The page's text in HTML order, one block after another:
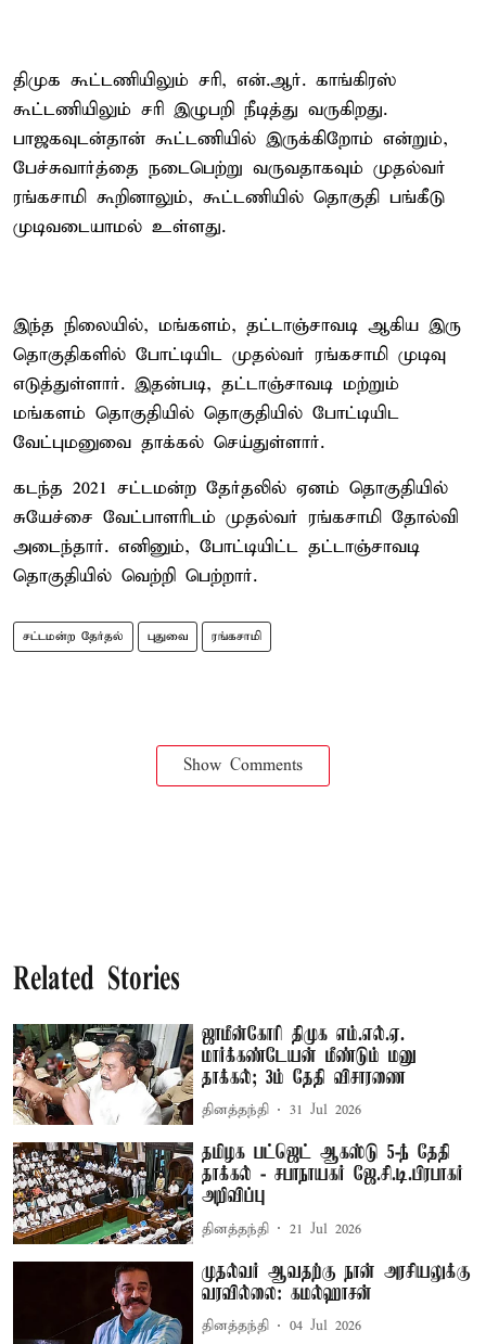
திமுக கூட்டணியிலும் சரி, என்.ஆர். காங்கிரஸ்
கூட்டணியிலும் சரி இழுபறி நீடித்து வருகிறது.
பாஜகவுடன்தான் கூட்டணியில் இருக்கிறோம் என்றும்,
பேச்சுவார்த்தை நடைபெற்று வருவதாகவும் முதல்வர்
ரங்கசாமி கூறினாலும், கூட்டணியில் தொகுதி பங்கீடு
முடிவடையாமல் உள்ளது.
இந்த நிலையில், மங்களம், தட்டாஞ்சாவடி ஆகிய இரு
தொகுதிகளில் போட்டியிட முதல்வர் ரங்கசாமி முடிவு
எடுத்துள்ளார். இதன்படி, தட்டாஞ்சாவடி மற்றும்
மங்களம் தொகுதியில் தொகுதியில் போட்டியிட
வேட்புமனுவை தாக்கல் செய்துள்ளார்.
கடந்த 2021 சட்டமன்ற தேர்தலில் ஏனம் தொகுதியில்
சுயேச்சை வேட்பாளரிடம் முதல்வர் ரங்கசாமி தோல்வி
அடைந்தார். எனினும், போட்டியிட்ட தட்டாஞ்சாவடி
தொகுதியில் வெற்றி பெற்றார்.
சட்டமன்ற தேர்தல் புதுவை ரங்கசாமி
Show Comments
Related Stories
ஜாமீன்கோரி திமுக எம்.எல்.ஏ.
மார்க்கண்டேயன் மீண்டும் மனு
தாக்கல்; 3ம் தேதி விசாரணை
தினத்தந்தி 31 Jul 2026
தமிழக பட்ஜெட் ஆகஸ்டு 5-ந் தேதி
தாக்கல் - சபாநாயகர் ஜே.சி.டி.பிரபாகர்
அறிவிப்பு
தினத்தந்தி 21 Jul 2026
முதல்வர் ஆவதற்கு நான் அரசியலுக்கு
வரவில்லை: கமல்ஹாசன்
தினத்தந்தி 04 Jul 2026